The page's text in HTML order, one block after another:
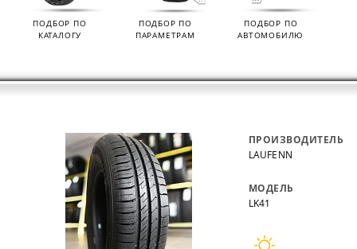
ПОДБОР ПО
КАТАЛОГУ
ПОДБОР ПО
ПАРАМЕТРАМ
ПОДБОР ПО
АВТОМОБИЛЮ
ПРОИЗВОДИТЕЛЬ
LAUFENN
МОДЕЛЬ
LK41